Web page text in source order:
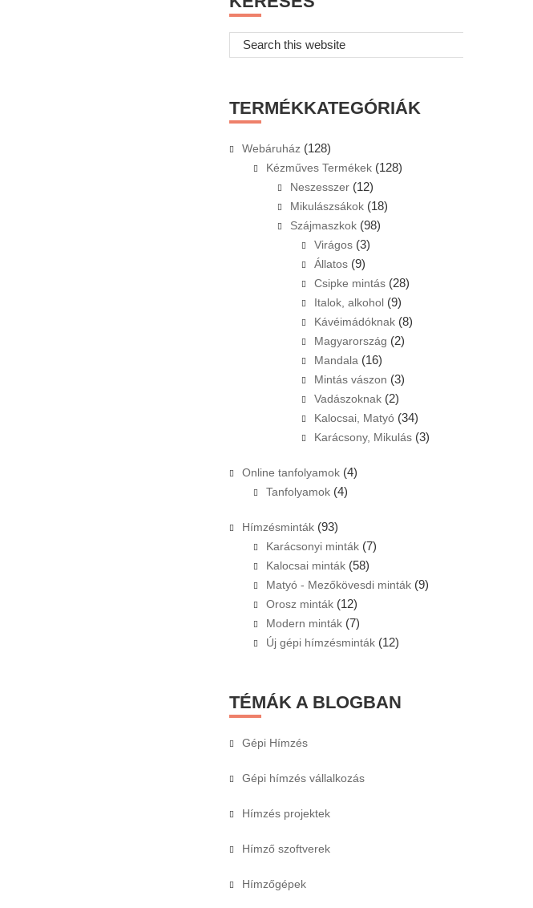
Search
this
TERMÉKKATEGÓRIÁK
Webáruház (128)
Kézműves Termékek (128)
Neszesszer (12)
Mikulászsákok (18)
Szájmaszkok (98)
Virágos (3)
Állatos (9)
Csipke mintás (28)
Italok, alkohol (9)
Kávéimádóknak (8)
Magyarország (2)
Mandala (16)
Mintás vászon (3)
Vadászoknak (2)
Kalocsai, Matyó (34)
Karácsony, Mikulás (3)
Online tanfolyamok (4)
Tanfolyamok (4)
Hímzésminták (93)
Karácsonyi minták (7)
Kalocsai minták (58)
Matyó - Mezőkövesdi minták (9)
Orosz minták (12)
Modern minták (7)
Új gépi hímzésminták (12)
TÉMÁK A BLOGBAN
Gépi Hímzés
Gépi hímzés vállalkozás
Hímzés projektek
Hímző szoftverek
Hímzőgépek